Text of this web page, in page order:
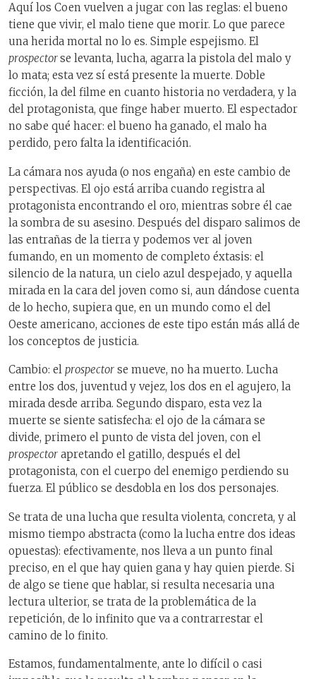
Aquí los Coen vuelven a jugar con las reglas: el bueno
tiene que vivir, el malo tiene que morir. Lo que parece
una herida mortal no lo es. Simple espejismo. El
prospectorse levanta, lucha, agarra la pistola del malo y
lo mata; esta vez sí está presente la muerte. Doble
ficción, la del filme en cuanto historia no verdadera, y la
del protagonista, que finge haber muerto. El espectador
no sabe qué hacer: el bueno ha ganado, el malo ha
perdido, pero falta la identificación.
La cámara nos ayuda (o nos engaña) en este cambio de
perspectivas. El ojo está arriba cuando registra al
protagonista encontrando el oro, mientras sobre él cae
la sombra de su asesino. Después del disparo salimos de
las entrañas de la tierra y podemos ver al joven
fumando, en un momento de completo éxtasis: el
silencio de la natura, un cielo azul despejado, y aquella
mirada en la cara del joven como si, aun dándose cuenta
de lo hecho, supiera que, en un mundo como el del
Oeste americano, acciones de este tipo están más allá de
los conceptos de justicia.
Cambio: el prospector se mueve, no ha muerto. Lucha
entre los dos, juventud y vejez, los dos en el agujero, la
mirada desde arriba. Segundo disparo, esta vez la
muerte se siente satisfecha: el ojo de la cámara se
divide, primero el punto de vista del joven, con el
prospector apretando el gatillo, después el del
protagonista, con el cuerpo del enemigo perdiendo su
fuerza. El público se desdobla en los dos personajes.
Se trata de una lucha que resulta violenta, concreta, y al
mismo tiempo abstracta (como la lucha entre dos ideas
opuestas): efectivamente, nos lleva a un punto final
preciso, en el que hay quien gana y hay quien pierde. Si
de algo se tiene que hablar, si resulta necesaria una
lectura ulterior, se trata de la problemática de la
repetición, de lo infinito que va a contrarrestar el
camino de lo finito.
Estamos, fundamentalmente, ante lo difícil o casi